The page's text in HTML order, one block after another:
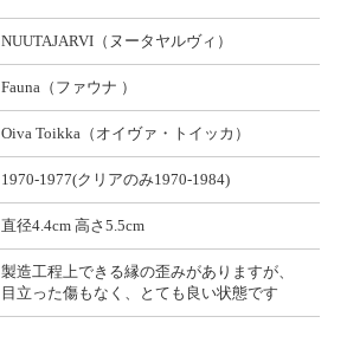
NUUTAJARVI（ヌータヤルヴィ）
Fauna（ファウナ ）
Oiva Toikka（オイヴァ・トイッカ）
1970-1977(クリアのみ1970-1984)
直径4.4cm 高さ5.5cm
製造工程上できる縁の歪みがありますが、
目立った傷もなく、とても良い状態です